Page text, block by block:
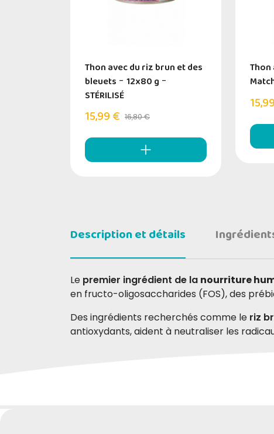
Thon avec du riz brun et des
bleuets - 12x80 g -
STÉRILISÉ
15,99 € 16,80 €
Description et détails
Le premier ingrédient de la nourriture
en fructo-oligosaccharides (FOS), des
Des ingrédients recherchés comme le riz
antioxydants, aident à neutraliser les